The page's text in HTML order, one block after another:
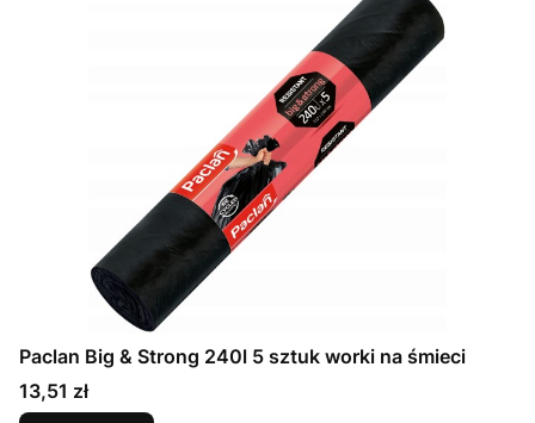
Paclan Big & Strong 240l 5 sztuk worki na śmieci
Cena
13,51 zł